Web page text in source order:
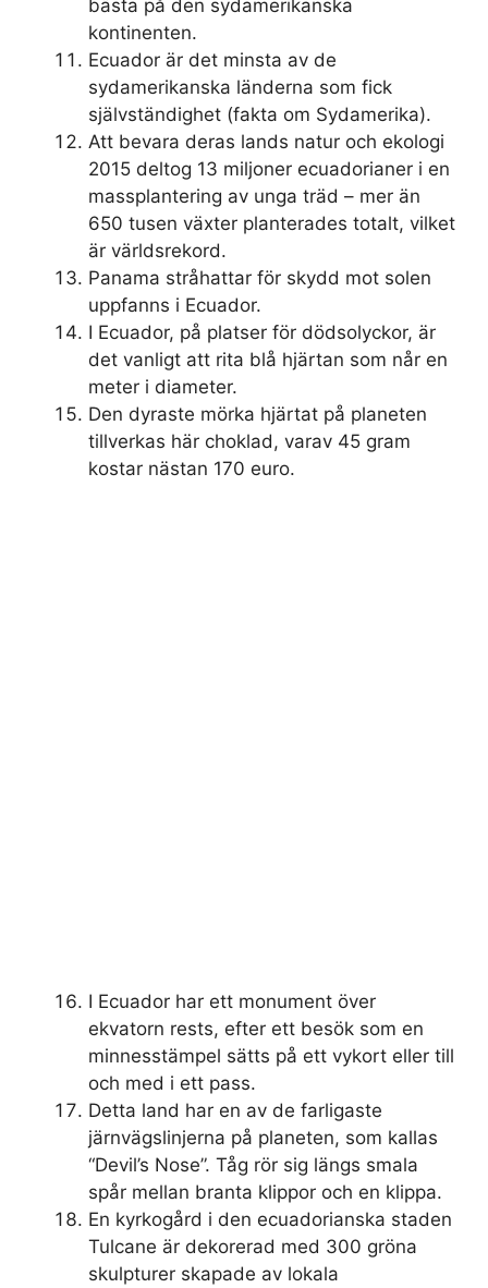
bästa på den sydamerikanska
kontinenten.
Ecuador är det minsta av de
sydamerikanska länderna som fick
självständighet (fakta om Sydamerika).
Att bevara deras lands natur och ekologi
2015 deltog 13 miljoner ecuadorianer i en
massplantering av unga träd – mer än
650 tusen växter planterades totalt, vilket
är världsrekord.
Panama stråhattar för skydd mot solen
uppfanns i Ecuador.
I Ecuador, på platser för dödsolyckor, är
det vanligt att rita blå hjärtan som når en
meter i diameter.
Den dyraste mörka hjärtat på planeten
tillverkas här choklad, varav 45 gram
kostar nästan 170 euro.
I Ecuador har ett monument över
ekvatorn rests, efter ett besök som en
minnesstämpel sätts på ett vykort eller till
och med i ett pass.
Detta land har en av de farligaste
järnvägslinjerna på planeten, som kallas
“Devil’s Nose”. Tåg rör sig längs smala
spår mellan branta klippor och en klippa.
En kyrkogård i den ecuadorianska staden
Tulcane är dekorerad med 300 gröna
skulpturer skapade av lokala